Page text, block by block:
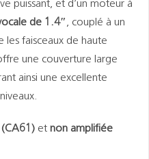
puissant, et d’un moteur à
de 1.4″, couplé à un
les faisceaux de haute
une couverture large
ainsi une excellente
et non amplifiée